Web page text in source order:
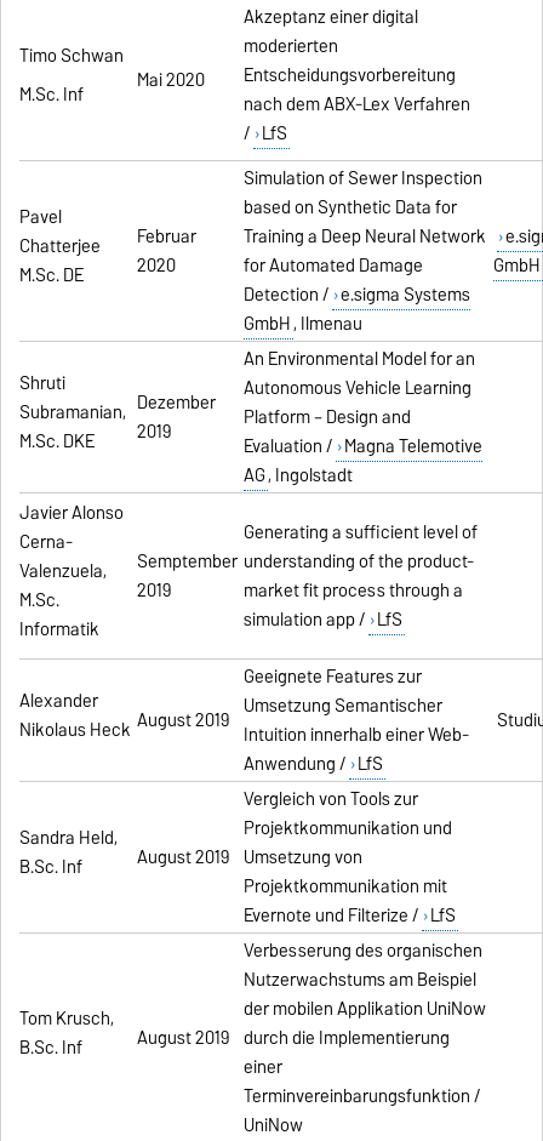
Timo Schwan
M.Sc. Inf
Mai 2020
Akzeptanz einer digital
moderierten
Entscheidungsvorbereitung
nach dem ABX-Lex Verfahren
/ LfS
Pavel
Chatterjee
M.Sc. DE
Februar
2020
Simulation of Sewer Inspection
based on Synthetic Data for
Training a Deep Neural Network
for Automated Damage
Detection / e.sigma Systems
GmbH, Ilmenau
GmbH
Shruti
Subramanian,
M.Sc. DKE
Dezember
2019
An Environmental Model for an
Autonomous Vehicle Learning
Platform – Design and
Evaluation / Magna Telemotive
AG, Ingolstadt
Javier Alonso
Cerna-
Valenzuela,
M.Sc.
Informatik
Semptember
2019
Generating a sufficient level of
understanding of the product-
market fit process through a
simulation app / LfS
Alexander
Nikolaus Heck August 2019
Geeignete Features zur
Umsetzung Semantischer
Intuition innerhalb einer Web-
Anwendung / LfS
Sandra Held,
B.Sc. Inf
August 2019
Vergleich von Tools zur
Projektkommunikation und
Umsetzung von
Projektkommunikation mit
Evernote und Filterize / LfS
Tom Krusch,
B.Sc. Inf
August 2019
Verbesserung des organischen
Nutzerwachstums am Beispiel
der mobilen Applikation UniNow
durch die Implementierung
einer
Terminvereinbarungsfunktion /
UniNow